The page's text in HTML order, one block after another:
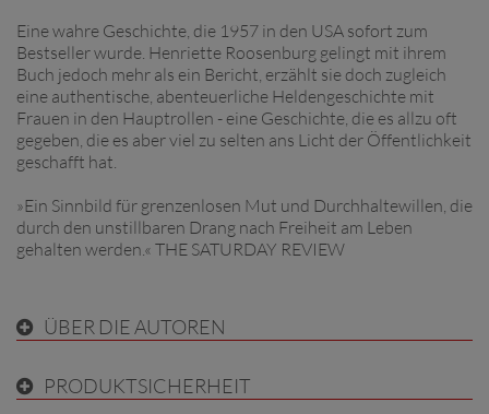
Eine wahre Geschichte, die 1957 in den USA sofort zum
Bestseller wurde. Henriette Roosenburg gelingt mit ihrem
Buch jedoch mehr als ein Bericht, erzählt sie doch zugleich
eine authentische, abenteuerliche Heldengeschichte mit
Frauen in den Hauptrollen - eine Geschichte, die es allzu oft
gegeben, die es aber viel zu selten ans Licht der Öffentlichkeit
geschafft hat.
»Ein Sinnbild für grenzenlosen Mut und Durchhaltewillen, die
durch den unstillbaren Drang nach Freiheit am Leben
gehalten werden.« THE SATURDAY REVIEW
ÜBER DIE AUTOREN
PRODUKTSICHERHEIT